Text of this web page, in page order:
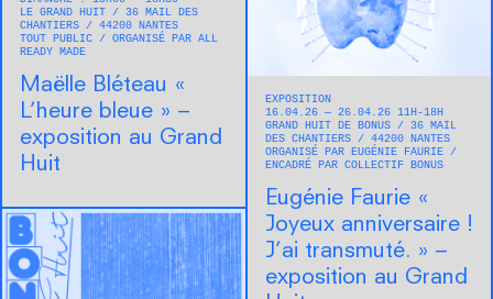
LE GRAND HUIT
36 MAIL DES
CHANTIERS
44200 NANTES
TOUT PUBLIC
ORGANISÉ PAR ALL
READY MADE
Maëlle Bléteau « ​
L’heure bleue » –
exposition au Grand
Huit
EXPOSITION
16.04.26 — 26.04.26 11H-18H
GRAND HUIT DE BONUS
36 MAIL
DES CHANTIERS
44200 NANTES
ORGANISÉ PAR EUGÉNIE FAURIE
ENCADRÉ PAR COLLECTIF BONUS
Eugénie Faurie « ​
Joyeux anniversaire !
J’ai transmuté. » –
exposition au Grand